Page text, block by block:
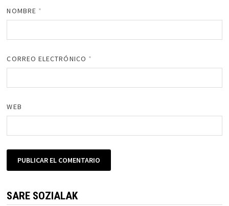
NOMBRE *
CORREO ELECTRÓNICO *
WEB
SARE SOZIALAK